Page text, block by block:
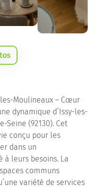
Moulineaux – Cœur
dynamique d’Issy-les-
Seine (92130). Cet
conçu pour les
dans un
à leurs besoins. La
communs
variété de services